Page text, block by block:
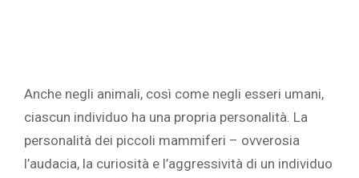
Anche negli animali, così come negli esseri umani,
ciascun individuo ha una propria personalità. La
personalità dei piccoli mammiferi – ovverosia
l’audacia, la curiosità e l’aggressività di un individuo